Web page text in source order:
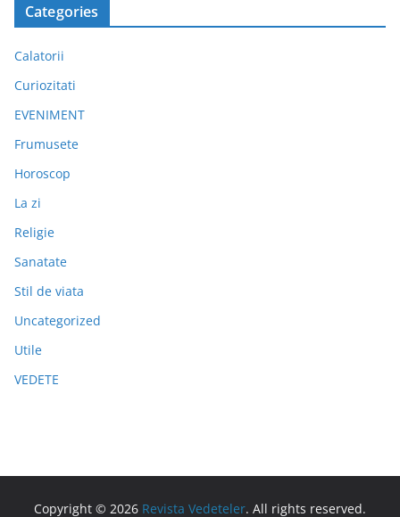
Categories
Calatorii
Curiozitati
EVENIMENT
Frumusete
Horoscop
La zi
Religie
Sanatate
Stil de viata
Uncategorized
Utile
VEDETE
Copyright © 2026 Revista Vedeteler. All rights reserved.